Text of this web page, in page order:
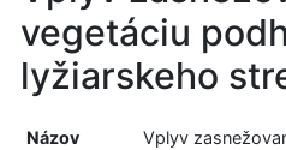
vegetáciu
lyžiarskeho
Názov
Vplyv